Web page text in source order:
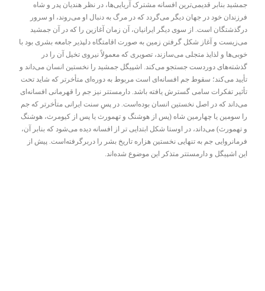
جمشید بنابر قدیمی‌ترین افسانه مشترک آریایی‌ها، در نظر هندیان پدر و شاه
فرزندان خود در جهان دیگر می‌گردد که در مرگ به دنبال او می‌روند، او سرور
درگذشتگان است. از سوی دیگر ایرانیان، آن زمان آغازین را که در آن جمشید
می‌زیست و آغاز شکل گرفتن زمین به صورت اقامتگاه دلپذیر جامعه بشری بود با
خوبی‌ها و لذایذ متجلی می‌سازند، تصویری که معمولاً نیروی تخیل آن را در
گذشته‌های دوردست جستجو می‌کند. اشپیگل جمشید را نخستین انسان می‌داند و
تأیید می‌کند؛ سقوط جم افسانه‌ای است مربوط به دوره‌ای متأخرتر که شاید تحت
تأثیر تفکرات سامی گسترش یافته باشد. دارمستتر نیز جم را قهرمانی افسانه‌ای
می‌داند که در اصل نخستین انسان بوده‌است. در پسِ سنت ایرانی متأخرتر که جم
را سومین یا چهارمین شاه (پس از هوشنگ و تهمورث یا پس از کیومرث، هوشنگ
و تهمورث) می‌داند، در اوستا شکل ابتدایی تر از افسانه دیده می‌شود که بنابر آن،
فرمانروایی جم به تنهایی نخستین هزاره تاریخ بشر را دربرگرفته‌است. پیش از
این اشپیگل و دارمستتر متذکر این موضوع شده‌اند.